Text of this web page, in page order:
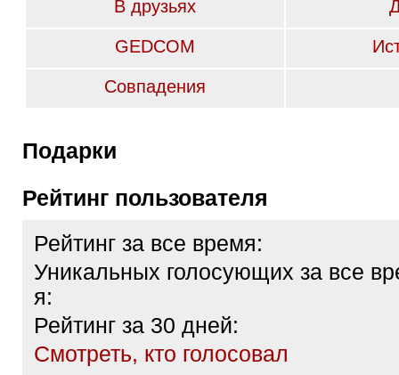
В друзьях
GEDCOM
Совпадения
Подарки
Рейтинг пользователя
Рейтинг за все время:
Уникальных голосующих за все
я:
Рейтинг за 30 дней:
Cмотреть, кто голосовал